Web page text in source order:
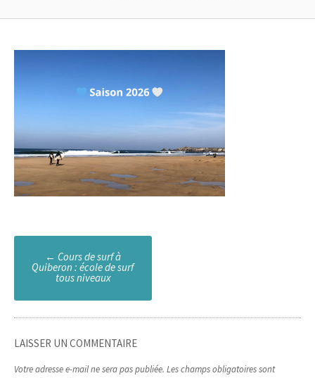
Poste
navigation
← Cours de surf à
Quiberon : école de surf
tous niveaux
LAISSER UN COMMENTAIRE
Votre adresse e-mail ne sera pas publiée. Les champs obligatoires sont